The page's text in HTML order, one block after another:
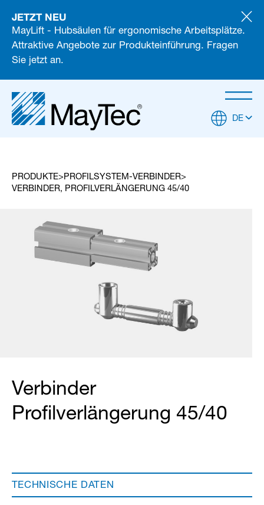
JETZT NEU
MayLift - Hubsäulen für ergonomische Arbeitsplätze.
Attraktive Angebote zur Produkteinführung. Fragen
Sie jetzt an.
DE
PRODUKTE
PROFILSYSTEM-VERBINDER
VERBINDER, PROFILVERLÄNGERUNG 45/40
Verbinder
Profilverlängerung 45/40
TECHNISCHE DATEN